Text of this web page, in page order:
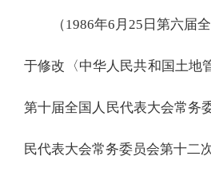
（1986年6月25日第六届
于修改〈中华人民共和国土
第十届全国人民代表大会常务
民代表大会常务委员会第十二